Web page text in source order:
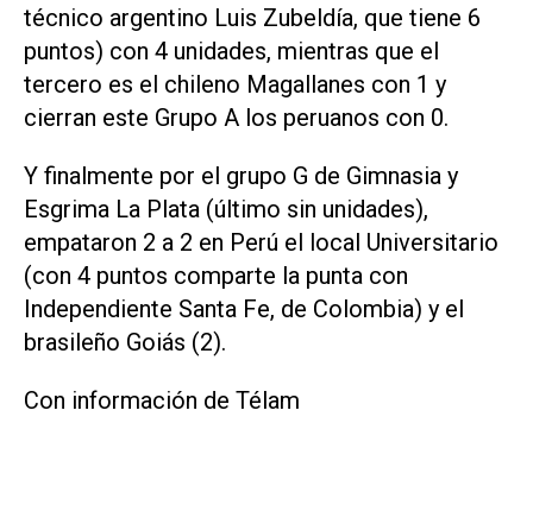
técnico argentino Luis Zubeldía, que tiene 6
puntos) con 4 unidades, mientras que el
tercero es el chileno Magallanes con 1 y
cierran este Grupo A los peruanos con 0.
Y finalmente por el grupo G de Gimnasia y
Esgrima La Plata (último sin unidades),
empataron 2 a 2 en Perú el local Universitario
(con 4 puntos comparte la punta con
Independiente Santa Fe, de Colombia) y el
brasileño Goiás (2).
Con información de Télam